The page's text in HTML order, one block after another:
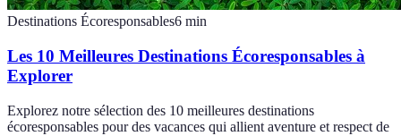
Destinations Écoresponsables6 min
Les 10 Meilleures Destinations Écoresponsables à
Explorer
Explorez notre sélection des 10 meilleures destinations
écoresponsables pour des vacances qui allient aventure et respect de